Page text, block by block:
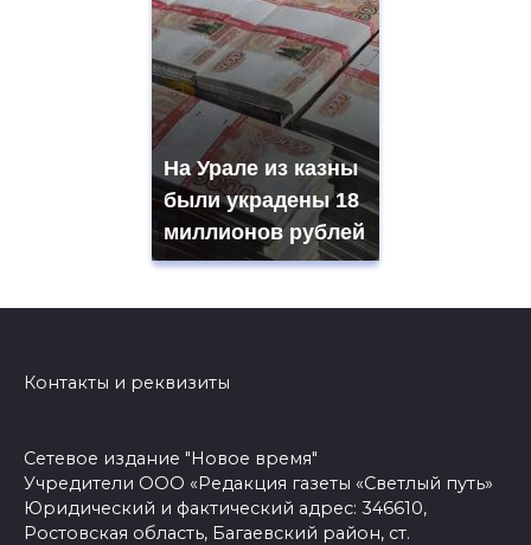
На Урале из казны
были украдены 18
миллионов рублей
Контакты и реквизиты
Сетевое издание "Новое время"
Учредители ООО «Редакция газеты «Светлый путь»
Юридический и фактический адрес: 346610,
Ростовская область, Багаевский район, ст.